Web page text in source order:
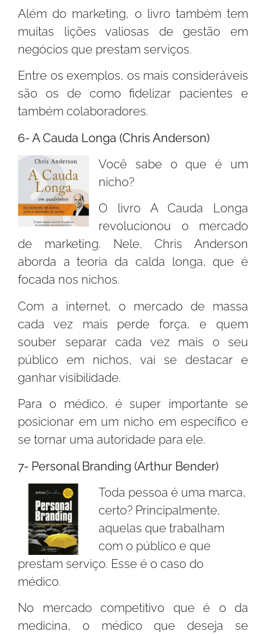
Além do marketing, o livro também tem
muitas lições valiosas de gestão em
negócios que prestam serviços.
Entre os exemplos, os mais consideráveis
são os de como fidelizar pacientes e
também colaboradores.
6- A Cauda Longa (Chris Anderson)
Você sabe o que é um
nicho?
O livro A Cauda Longa
revolucionou o mercado
de marketing. Nele, Chris Anderson
aborda a teoria da calda longa, que é
focada nos nichos.
Com a internet, o mercado de massa
cada vez mais perde força, e quem
souber separar cada vez mais o seu
público em nichos, vai se destacar e
ganhar visibilidade.
Para o médico, é super importante se
posicionar em um nicho em específico e
se tornar uma autoridade para ele.
7- Personal Branding (Arthur Bender)
Toda pessoa é uma marca,
certo? Principalmente,
aquelas que trabalham
com o público e que
prestam serviço. Esse é o caso do
médico.
No mercado competitivo que é o da
medicina, o médico que deseja se